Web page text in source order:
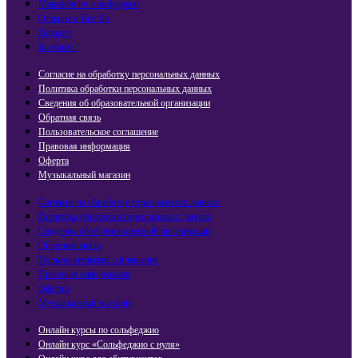
Марафон по сольфеджио
Отзывы о Яне Ли
Подкаст
Контакты
Согласие на обработку персональных данных
Политика обработки персональных данных
Сведения об образовательной организации
Обратная связь
Пользовательское соглашение
Правовая информация
Оферта
Музыкальный магазин
Согласие на обработку персональных данных
Политика обработки персональных данных
Сведения об образовательной организации
Обратная связь
Пользовательское соглашение
Правовая информация
Оферта
Музыкальный магазин
Онлайн курсы по сольфеджио
Онлайн курс «Сольфеджио с нуля»